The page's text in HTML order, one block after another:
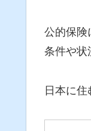
公的保険
条件や状
日本に